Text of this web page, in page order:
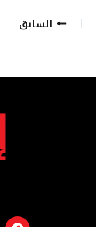
السابق